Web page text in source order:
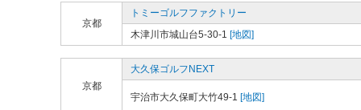
京都
トミーゴルフファクトリー
木津川市城山台5-30-1 [地図]
京都
大久保ゴルフNEXT
宇治市大久保町大竹49-1 [地図]